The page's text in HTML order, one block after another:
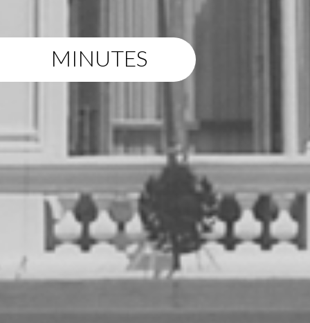
MINUTES